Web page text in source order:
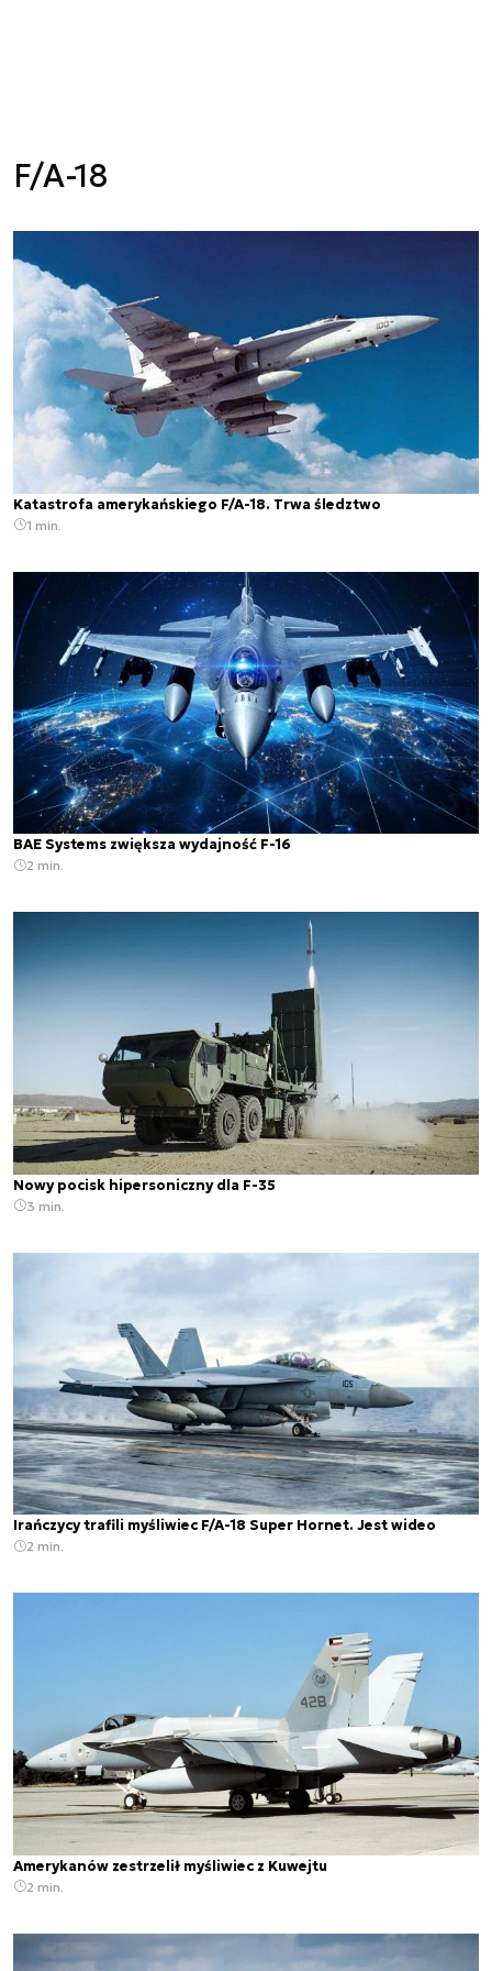
F/A-18
Katastrofa amerykańskiego F/A-18. Trwa śledztwo
1 min.
BAE Systems zwiększa wydajność F-16
2 min.
Nowy pocisk hipersoniczny dla F-35
3 min.
Irańczycy trafili myśliwiec F/A-18 Super Hornet. Jest wideo
2 min.
Amerykanów zestrzelił myśliwiec z Kuwejtu
2 min.